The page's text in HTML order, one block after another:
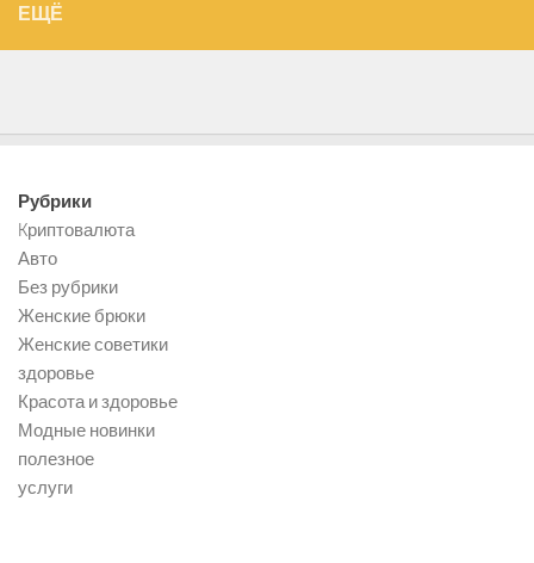
ЕЩЁ
Рубрики
Kриптовалюта
Авто
Без рубрики
Женские брюки
Женские советики
здоровье
Красота и здоровье
Модные новинки
полезное
услуги